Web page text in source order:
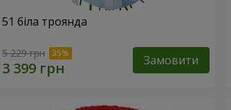
51 біла троянда
5 229 грн Замовити